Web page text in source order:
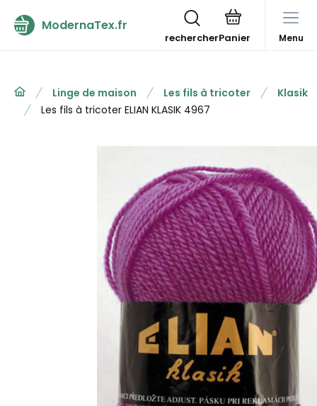
ModernaTex.fr
rechercher Menu
Linge de maison Les fils à tricoter
Klasik
Les fils à tricoter ELIAN KLASIK 4967